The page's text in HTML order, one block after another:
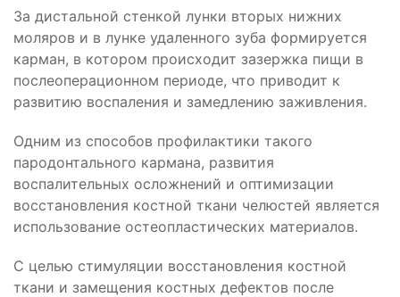
За дистальной стенкой лунки вторых нижних
моляров и в лунке удаленного зуба формируется
карман, в котором происходит зазержка пищи в
послеоперационном периоде, что приводит к
развитию воспаления и замедлению заживления.
Одним из способов профилактики такого
пародонтального кармана, развития
воспалительных осложнений и оптимизации
восстановления костной ткани челюстей является
использование остеопластических материалов.
С целью стимуляции восстановления костной
ткани и замещения костных дефектов после